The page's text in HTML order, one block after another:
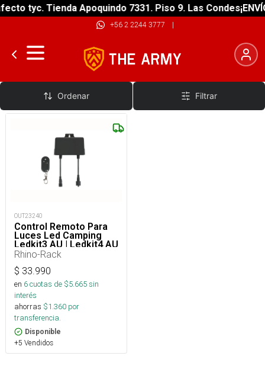
tyc. Tienda Apoquindo 7331. Piso 9. Las Condes
+56 2 2244 3777 |
Iluminacion Autos
Ordenar Filtrar
OUT23240
Control Remoto Para
Luces Led Camping
Ledkit3 AU | Ledkit4 AU
Rhino-Rack
$ 33.990
en 6cuotas de $5.665sin
interés
ahorras $1.360 por
transferencia.
Disponible
+5 Vendidos